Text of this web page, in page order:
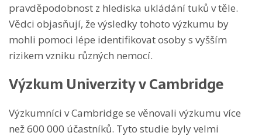
pravděpodobnost z hlediska ukládání tuků v těle.
Vědci objasňují, že výsledky tohoto výzkumu by
mohli pomoci lépe identifikovat osoby s vyšším
rizikem vzniku různých nemocí.
Výzkum Univerzity v Cambridge
Výzkumníci v Cambridge se věnovali výzkumu více
než 600 000 účastníků. Tyto studie byly velmi